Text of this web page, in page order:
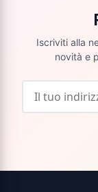
Iscriviti alla
novità e